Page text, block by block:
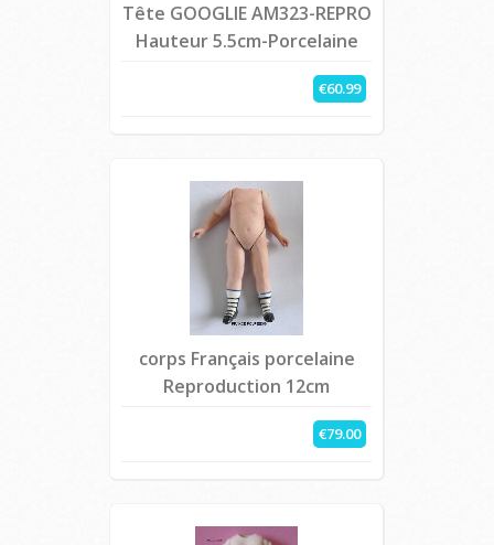
Tête GOOGLIE AM323-REPRO
Hauteur 5.5cm-Porcelaine
€60.99
corps Français porcelaine
Reproduction 12cm
€79.00